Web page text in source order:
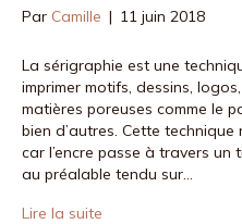
Par Camille | 11 juin 2018
La sérigraphie est une
imprimer motifs, dessins,
matières poreuses comme le
bien d’autres. Cette
car l’encre passe à travers
au préalable tendu sur…
Lire la suite